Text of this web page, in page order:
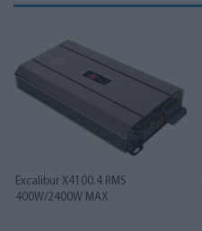
Excalibur X4100.4 RMS
400W/2400W MAX